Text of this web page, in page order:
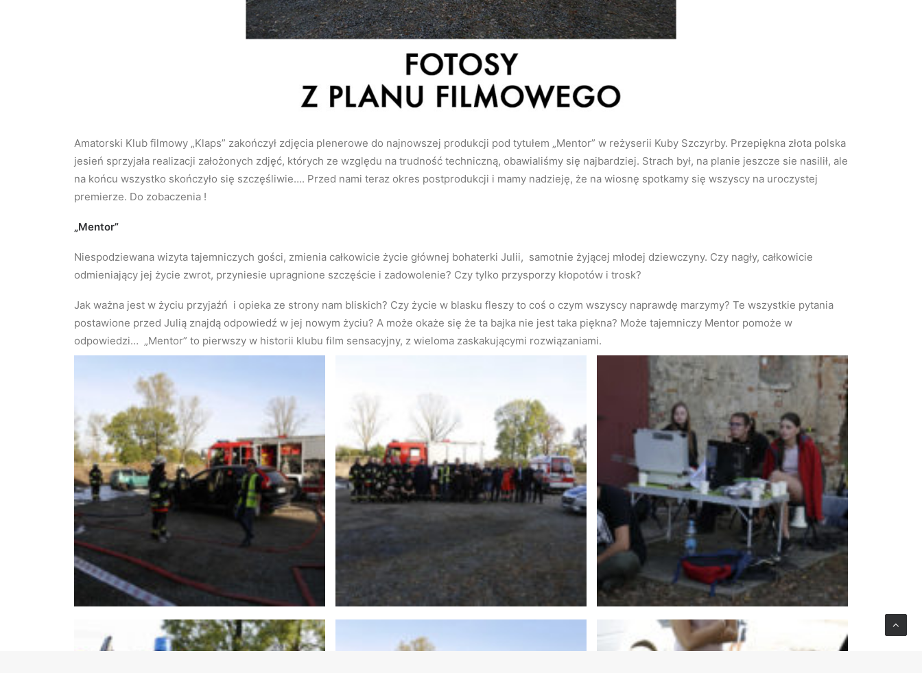
Amatorski Klub filmowy „Klaps” zakończył zdjęcia plenerowe do najnowszej produkcji pod tytułem „Mentor” w reżyserii Kuby Szczyrby. Przepiękna złota polska
jesień sprzyjała realizacji założonych zdjęć, których ze względu na trudność techniczną, obawialiśmy się najbardziej. Strach był, na planie jeszcze sie nasilił, ale
na końcu wszystko skończyło się szczęśliwie…. Przed nami teraz okres postprodukcji i mamy nadzieję, że na wiosnę spotkamy się wszyscy na uroczystej
premierze. Do zobaczenia !
„Mentor”
Niespodziewana wizyta tajemniczych gości, zmienia całkowicie życie głównej bohaterki Julii, samotnie żyjącej młodej dziewczyny. Czy nagły, całkowicie
odmieniający jej życie zwrot, przyniesie upragnione szczęście i zadowolenie? Czy tylko przysporzy kłopotów i trosk?
Jak ważna jest w życiu przyjaźń i opieka ze strony nam bliskich? Czy życie w blasku fleszy to coś o czym wszyscy naprawdę marzymy? Te wszystkie pytania
postawione przed Julią znajdą odpowiedź w jej nowym życiu? A może okaże się że ta bajka nie jest taka piękna? Może tajemniczy Mentor pomoże w
odpowiedzi… „Mentor” to pierwszy w historii klubu film sensacyjny, z wieloma zaskakującymi rozwiązaniami.